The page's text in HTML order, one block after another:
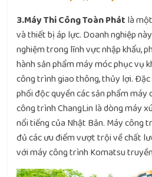
3.Máy Thi Công Toàn Phát là
và thiết bị áp lực. Doanh nghiệp
nghiệm trong lĩnh vực nhập khẩu,
hành sản phẩm máy móc phục vụ
công trình giao thông, thủy lợi.
phối độc quyền các sản phẩm máy
công trình ChangLin là dòng máy
nổi tiếng của Nhật Bản. Máy công
đủ các ưu điểm vượt trội về chất
với máy công trình Komatsu